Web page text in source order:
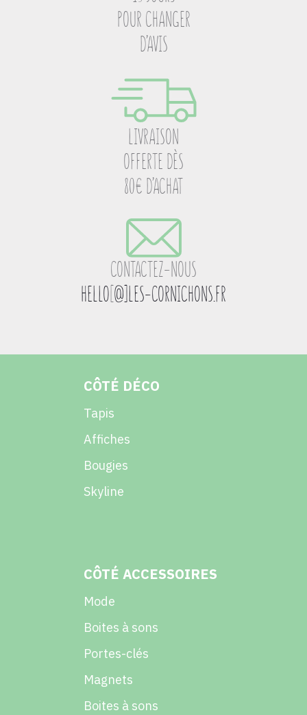
POUR CHANGER
D’AVIS
LIVRAISON
OFFERTE DÈS
80€ D’ACHAT
CONTACTEZ-NOUS
HELLO[@]LES-CORNICHONS.FR
CÔTÉ DÉCO
Tapis
Affiches
Bougies
Skyline
CÔTÉ ACCESSOIRES
Mode
Boites à sons
Portes-clés
Magnets
Boites à sons